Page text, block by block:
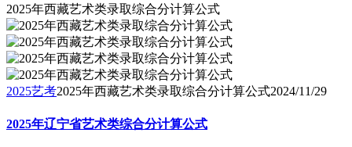
2025年西藏艺术类录取综合分计算公式
2025艺考2025年西藏艺术类录取综合分计算公式2024/11/29
2025年辽宁省艺术类综合分计算公式